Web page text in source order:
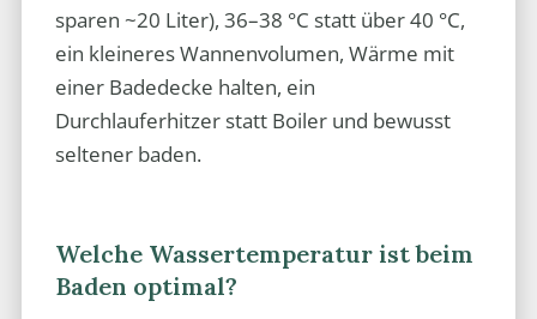
sparen ~20 Liter), 36–38 °C statt über 40 °C,
ein kleineres Wannenvolumen, Wärme mit
einer Badedecke halten, ein
Durchlauferhitzer statt Boiler und bewusst
seltener baden.
Welche Wassertemperatur ist beim
Baden optimal?